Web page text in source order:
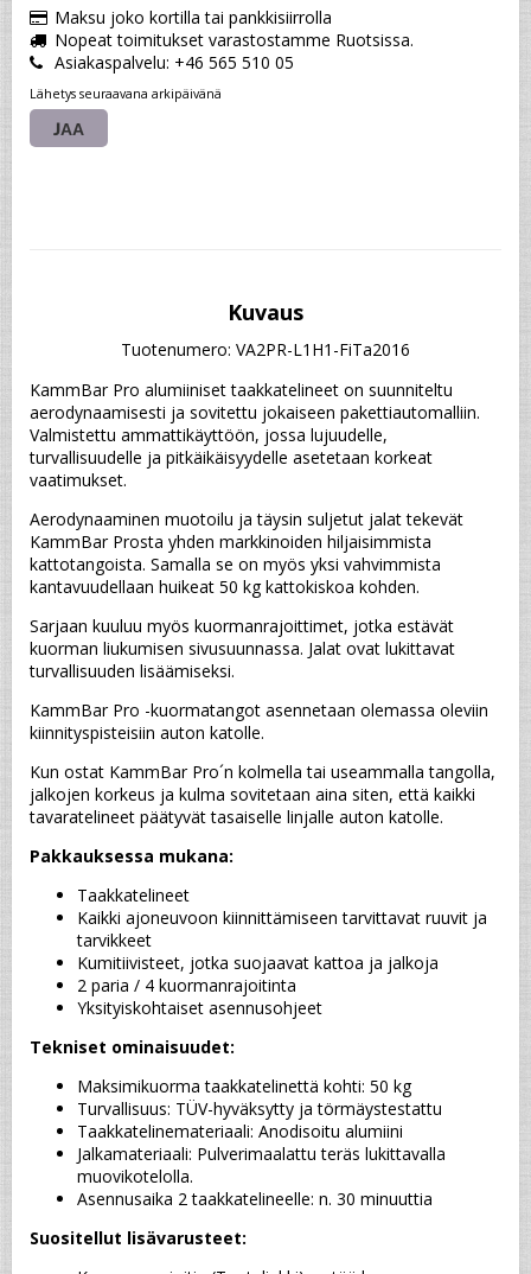
Maksu joko kortilla tai pankkisiirrolla
Nopeat toimitukset varastostamme Ruotsissa.
Asiakaspalvelu: +46 565 510 05
Lähetys seuraavana arkipäivänä
JAA
Kuvaus
Tuotenumero: VA2PR-L1H1-FiTa2016
KammBar Pro alumiiniset taakkatelineet on suunniteltu
aerodynaamisesti ja sovitettu jokaiseen pakettiautomalliin.
Valmistettu ammattikäyttöön, jossa lujuudelle,
turvallisuudelle ja pitkäikäisyydelle asetetaan korkeat
vaatimukset.
Aerodynaaminen muotoilu ja täysin suljetut jalat tekevät
KammBar Prosta yhden markkinoiden hiljaisimmista
kattotangoista. Samalla se on myös yksi vahvimmista
kantavuudellaan huikeat 50 kg kattokiskoa kohden.
Sarjaan kuuluu myös kuormanrajoittimet, jotka estävät
kuorman liukumisen sivusuunnassa. Jalat ovat lukittavat
turvallisuuden lisäämiseksi.
KammBar Pro -kuormatangot asennetaan olemassa oleviin
kiinnityspisteisiin auton katolle.
Kun ostat KammBar Pro´n kolmella tai useammalla tangolla,
jalkojen korkeus ja kulma sovitetaan aina siten, että kaikki
tavaratelineet päätyvät tasaiselle linjalle auton katolle.
Pakkauksessa mukana:
Taakkatelineet
Kaikki ajoneuvoon kiinnittämiseen tarvittavat ruuvit ja
tarvikkeet
Kumitiivisteet, jotka suojaavat kattoa ja jalkoja
2 paria / 4 kuormanrajoitinta
Yksityiskohtaiset asennusohjeet
Tekniset ominaisuudet:
Maksimikuorma taakkatelinettä kohti: 50 kg
Turvallisuus: TÜV-hyväksytty ja törmäystestattu
Taakkatelinemateriaali: Anodisoitu alumiini
Jalkamateriaali: Pulverimaalattu teräs lukittavalla
muovikotelolla.
Asennusaika 2 taakkatelineelle: n. 30 minuuttia
Suositellut lisävarusteet: